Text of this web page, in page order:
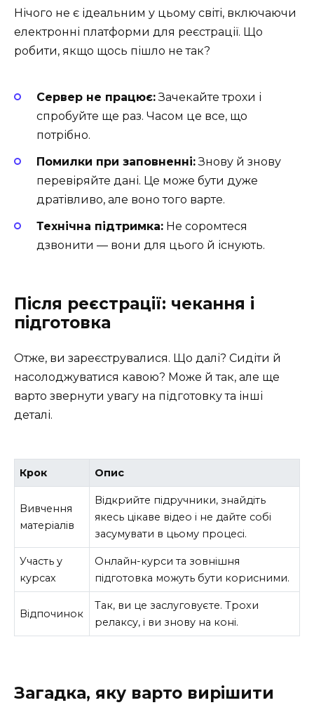
Нічого не є ідеальним у цьому світі, включаючи
електронні платформи для реєстрації. Що
робити, якщо щось пішло не так?
Сервер не працює:Зачекайте трохи і
спробуйте ще раз. Часом це все, що
потрібно.
Помилки при заповненні:Знову й знову
перевіряйте дані. Це може бути дуже
дратівливо, але воно того варте.
Технічна підтримка: Не соромтеся
дзвонити — вони для цього й існують.
Після реєстрації: чекання і
підготовка
Отже, ви зареєструвалися. Що далі? Сидіти й
насолоджуватися кавою? Може й так, але ще
варто звернути увагу на підготовку та інші
деталі.
Крок Опис
Вивчення
матеріалів
Відкрийте підручники, знайдіть
якесь цікаве відео і не дайте собі
засумувати в цьому процесі.
Участь у
курсах
Онлайн-курси та зовнішня
підготовка можуть бути корисними.
Відпочинок
Так, ви це заслуговуєте. Трохи
релаксу, і ви знову на коні.
Загадка, яку варто вирішити